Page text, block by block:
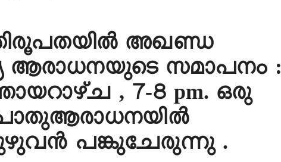
അഖണ്ഡ
ആരാധനയുടെ സമാപനം :
, 7-8 pm. ഒരു
പങ്കുചേരുന്നു .